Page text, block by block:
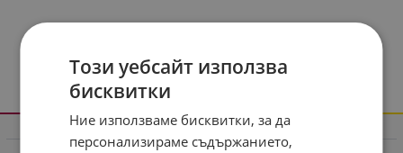
Информация
Този уебсайт използва
бисквитки
Ние използваме бисквитки, за да
персонализираме съдържанието,